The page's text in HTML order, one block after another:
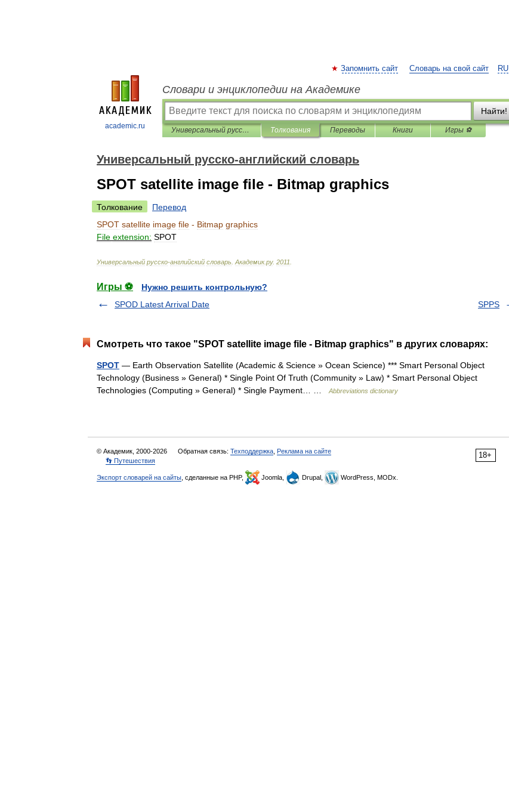
academic.ru
RU
Запомнить сайт Словарь на свой сайт
Словари и энциклопедии на Академике
Найти!
Универсальный русско-английский словарь Толкования Переводы Книги Игры ⚽
Универсальный русско-английский словарь
SPOT satellite image file - Bitmap graphics
Толкование
Перевод
SPOT satellite image file - Bitmap graphics
File extension: SPOT
Универсальный русско-английский словарь Академик.ру. 2011
Игры ⚽
Нужно решить контрольную?
SPOD Latest Arrival Date
SPPS
Смотреть что такое "SPOT satellite image file - Bitmap graphics" в других словарях:
SPOT — Earth Observation Satellite (Academic & Science » Ocean Science) *** Smart Personal Object
Technology (Business » General) * Single Point Of Truth (Community » Law) * Smart Personal Object
Technologies (Computing » General) * Single Payment… …
Abbreviations dictionary
18+
© Академик, 2000-2026 Обратная связь: Техподдержка Реклама на сайте
👣 Путешествия
Экспорт словарей на сайты , сделанные на PHP, Joomla, Drupal, WordPress, MODx.